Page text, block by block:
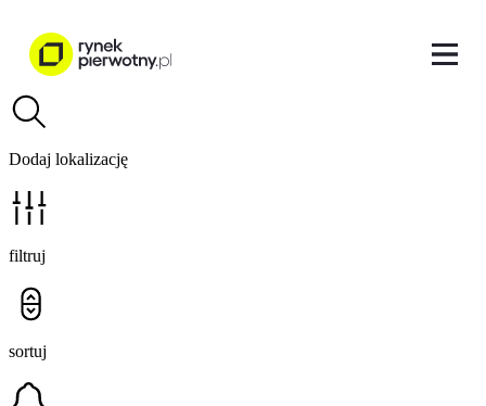
Dodaj lokalizację
filtruj
sortuj